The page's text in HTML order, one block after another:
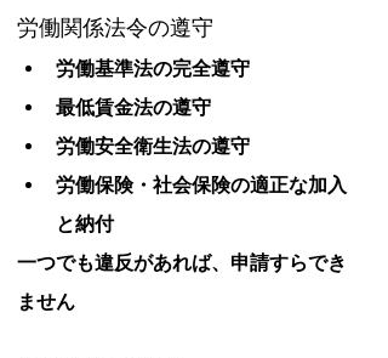
労働関係法令の遵守
労働基準法の完全遵守
最低賃金法の遵守
労働安全衛生法の遵守
労働保険・社会保険の適正な加入
と納付
一つでも違反があれば、申請すらでき
ません